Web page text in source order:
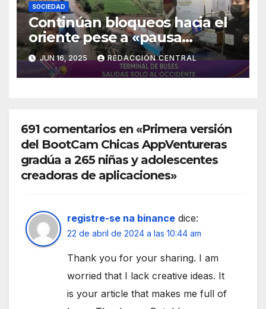
SOCIEDAD
Continúan bloqueos hacia el
oriente pese a «pausa
humanitaria»
JUN 16, 2025 REDACCIÓN CENTRAL
691 comentarios en «Primera versión
del BootCam Chicas AppVentureras
gradúa a 265 niñas y adolescentes
creadoras de aplicaciones»
registre-se na binance dice:
22 de abril de 2024 a las 10:44 am
Thank you for your sharing. I am
worried that I lack creative ideas. It
is your article that makes me full of